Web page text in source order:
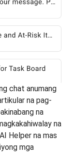
chat anumang
na pag-
na
na
Helper na mas
mga